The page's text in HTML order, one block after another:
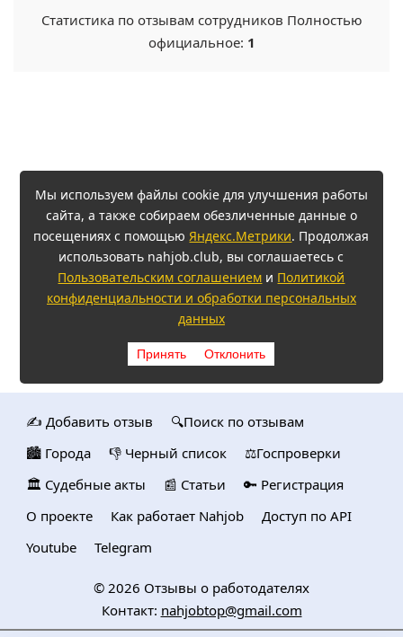
Статистика по отзывам сотрудников Полностью
официальное: 1
Мы используем файлы cookie для улучшения работы
сайта, а также собираем обезличенные данные о
посещениях с помощьюЯндекс.Метрики. Продолжая
использовать nahjob.club, вы соглашаетесь с
Пользовательским соглашением и Политикой
конфиденциальности и обработки персональных
данных
Принять Отклонить
✍️ Добавить отзыв
🔍Поиск по отзывам
🏙️ Городa
👎 Черный список
⚖️Госпроверки
🏛️ Судебные акты
📰 Статьи
🔑 Регистрация
О проекте
Как работает Nahjob
Доступ по API
Youtube
Telegram
© 2026 Отзывы о работодателях
Контакт: nahjobtop@gmail.com